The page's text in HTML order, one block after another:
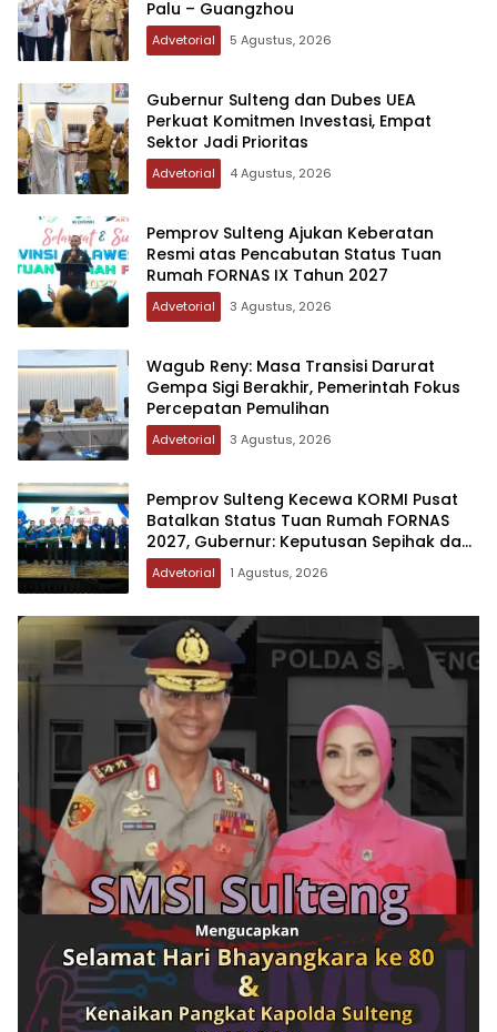
Palu – Guangzhou
Advetorial 5 Agustus, 2026
Gubernur Sulteng dan Dubes UEA
Perkuat Komitmen Investasi, Empat
Sektor Jadi Prioritas
Advetorial 4 Agustus, 2026
Pemprov Sulteng Ajukan Keberatan
Resmi atas Pencabutan Status Tuan
Rumah FORNAS IX Tahun 2027
Advetorial 3 Agustus, 2026
Wagub Reny: Masa Transisi Darurat
Gempa Sigi Berakhir, Pemerintah Fokus
Percepatan Pemulihan
Advetorial 3 Agustus, 2026
Pemprov Sulteng Kecewa KORMI Pusat
Batalkan Status Tuan Rumah FORNAS
2027, Gubernur: Keputusan Sepihak dan
Tanpa Koordinasi
Advetorial 1 Agustus, 2026